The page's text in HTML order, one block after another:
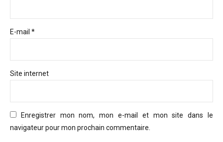
E-mail *
Site internet
Enregistrer mon nom, mon e-mail et mon site dans le
navigateur pour mon prochain commentaire.